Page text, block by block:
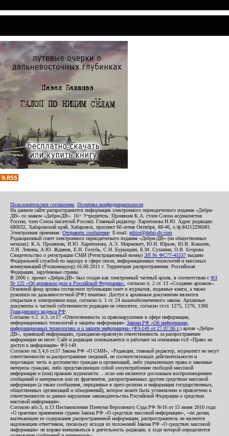
Пользовательское соглашение Политика конфиденциальности
На данном сайте распространяется информация электронного периодического издания «Дебри-
ДВ» со знаком «Дебри-ДВ». 16+ Учредитель: Пронякин К.А. (член Союза журналистов
России, член Союза писателей России). Главный редактор: Харитонова И.Ю. Адрес редакции:
680032, Хабаровский край, Хабаровск, проспект 60-летия Октября, 88-46, т./ф.84212296081.
Электронная приемная: Отправить сообщение . E-mail: editor@debri-dv.com
Редакционный совет электронного периодического издания «Дебри-ДВ» (на общественных
началах): К.А. Пронякин, И.Ю. Харитонова, А.Э. Мирмович, Ю.Н. Юрьев, Ю.В. Ковалев,
Л.Н. Левина, А.Ю. Жданов, Е.Н. Голубь, С.Н. Бурындин, Б.М. Сухинин, О.В. Егорова
Свидетельство о регистрации СМИ (Регистрационный номер) ЭЛ № ФС77-45537 выдано
Федеральной службой по надзору в сфере связи, информационных технологий и массовых
коммуникаций (Роскомнадзор) 16.06.2011 г. Территория распространения: Российская
Федерация, зарубежные страны.
В 2006 г. проект «Дебри-ДВ» был создан как электронный частный архив, в соответствии с ФЗ
№ 125 «Об архивном деле в Российской Федерации» , согласно п. 2 ст. 13 «Создание архивов».
Основной фонд архива составляют публикации газет и журналов, изданные книги, а также
рукописи по дальневосточной (РФ) тематике. Доступ к архивным документам является
открытым в электронном виде, согласно п. 1 ст. 24 вышеобозначенного закона. Архивные
документы к частной собственности редакции не относятся, согласно ст.ст. 1275, 1276, 1306
Гражданского кодекса РФ
Согласно ч.2. п.3. ст.17 «Ответственность за правонарушения в сфере информации,
информационных технологий и защиты информации» Закона РФ «Об информации,
информационных технологиях и о защите информации» (ФЗ-149 от 27.07.06 г.) архив «Дебри-
ДВ», хранящий информацию, гражданско-правовую ответственность за распространение
информации не несет. Сайт и редакция основываются и работают на основании ст.8 «Право на
доступ к информации» ФЗ-149.
Согласно пп.3,4,6 ст.57 Закона РФ «О СМИ», «Редакция, главный редактор, журналист не несут
ответственности за распространение сведений, не соответствующих действительности и
порочащих честь и достоинство граждан и организаций, либо ущемляющих права и законные
интересы граждан, либо представляющих собой злоупотребление свободой массовой
информации и (или) правами журналиста: ...если они являются дословным воспроизведением
сообщений и материалов или их фрагментов, распространенных другим средством массовой
информации (а также сообщения, переданные в пресс-релизах и информация государственных,
общественных организаций и объединений), которое может быть установлено и привлечено к
ответственности за данное нарушение законодательства Российской Федерации о средствах
массовой информации».
Согласно абз.3, п.13 Постановления Пленума Верховного Суда РФ №16 от 15 июня 2010 года
«О практике применения судами Закона РФ «О средствах массовой информации», «по делам,
вытекающим из содержания распространенной информации, распространитель не является
надлежащим ответчиком, поскольку исходя из положений Закона РФ «О средствах массовой
информации» не вправе вмешиваться в деятельность редакции, в ходе которой определяется